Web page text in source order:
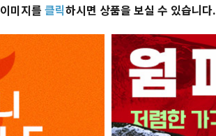
이미지를 클릭하시면 상품을 보실 수 있습니다.